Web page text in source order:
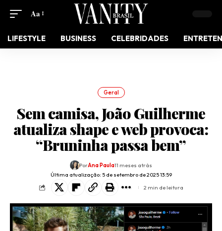
Aa
LIFESTYLE BUSINESS CELEBRIDADES
Geral
Sem camisa, João Guilherme
atualiza shape e web provoca:
“Bruninha passa bem”
Última atualização: 5 de setembro de 2025 13:59
PorAna Paula11 meses atrás
2 min de leitura